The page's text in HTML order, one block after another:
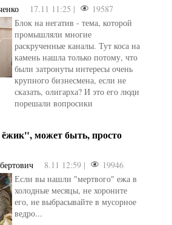
17.11 11:25 |
19587
Блок на негатив - тема, которой
промышляли многие
раскрученные каналы. Тут коса на
камень нашла только потому, что
были затронуты интересы очень
крупного бизнесмена, если не
сказать, олигарха? И это его люди
порешали вопросики
может быть, просто
8.11 12:59 |
19946
Если вы нашли "мертвого" ежа в
холодные месяцы, не хороните
его, не выбрасывайте в мусорное
ведро...